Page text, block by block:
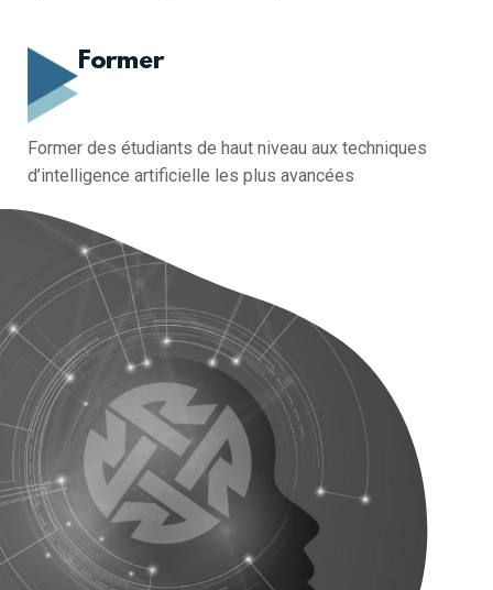
Former
Former des étudiants de haut niveau aux techniques
d’intelligence artificielle les plus avancées